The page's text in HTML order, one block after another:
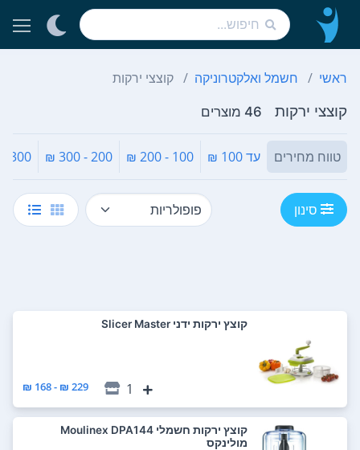
ראשי חשמל ואלקטרוניקה קוצצי ירקות
קוצצי ירקות 46 מוצרים
טווח מחירים עד 100 ₪ 100 - 200 ₪
200 - 300 ₪
300 - 400 ₪
סינון
‏קוצץ ירקות ידני Slicer Master
1
229 ₪ - 168 ₪
‏קוצץ ירקות חשמלי Moulinex DPA144
מולינקס